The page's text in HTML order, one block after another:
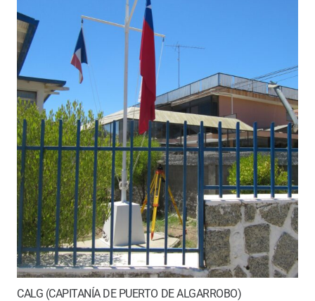
CALG (CAPITANÍA DE PUERTO DE ALGARROBO)